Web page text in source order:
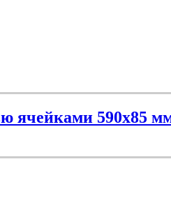
ячейками 590х85